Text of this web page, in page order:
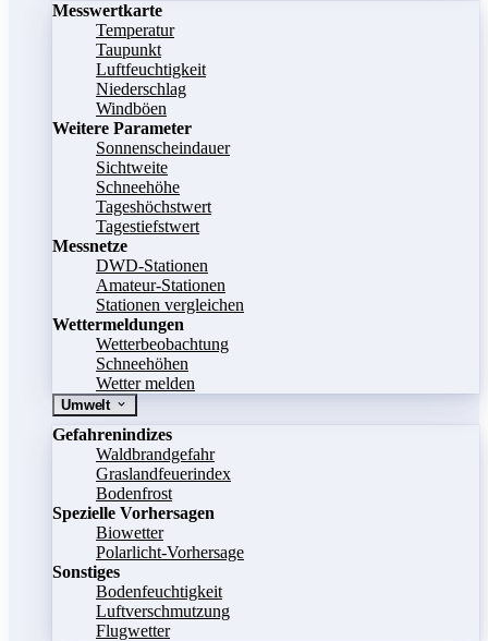
Messwertkarte
Temperatur
Taupunkt
Luftfeuchtigkeit
Niederschlag
Windböen
Weitere Parameter
Sonnenscheindauer
Sichtweite
Schneehöhe
Tageshöchstwert
Tagestiefstwert
Messnetze
DWD-Stationen
Amateur-Stationen
Stationen vergleichen
Wettermeldungen
Wetterbeobachtung
Schneehöhen
Wetter melden
Umwelt
Gefahrenindizes
Waldbrandgefahr
Graslandfeuerindex
Bodenfrost
Spezielle Vorhersagen
Biowetter
Polarlicht-Vorhersage
Sonstiges
Bodenfeuchtigkeit
Luftverschmutzung
Flugwetter